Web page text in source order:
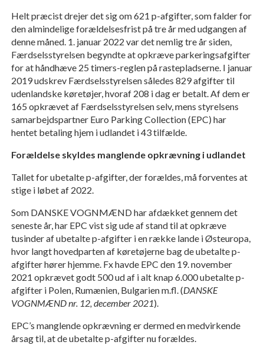
Helt præcist drejer det sig om 621 p-afgifter, som falder for
den almindelige forældelsesfrist på tre år med udgangen af
denne måned. 1. januar 2022 var det nemlig tre år siden,
Færdselsstyrelsen begyndte at opkræve parkeringsafgifter
for at håndhæve 25 timers-reglen på rastepladserne. I januar
2019 udskrev Færdselsstyrelsen således 829 afgifter til
udenlandske køretøjer, hvoraf 208 i dag er betalt. Af dem er
165 opkrævet af Færdselsstyrelsen selv, mens styrelsens
samarbejdspartner Euro Parking Collection (EPC) har
hentet betaling hjem i udlandet i 43 tilfælde.
Forældelse skyldes manglende opkrævning i udlandet
Tallet for ubetalte p-afgifter, der forældes, må forventes at
stige i løbet af 2022.
Som DANSKE VOGNMÆND har afdækket gennem det
seneste år, har EPC vist sig ude af stand til at opkræve
tusinder af ubetalte p-afgifter i en række lande i Østeuropa,
hvor langt hovedparten af køretøjerne bag de ubetalte p-
afgifter hører hjemme. Fx havde EPC den 19. november
2021 opkrævet godt 500 ud af i alt knap 6.000 ubetalte p-
afgifter i Polen, Rumænien, Bulgarien m.fl. (DANSKE
VOGNMÆND nr. 12, december 2021).
EPC’s manglende opkrævning er dermed en medvirkende
årsag til, at de ubetalte p-afgifter nu forældes.